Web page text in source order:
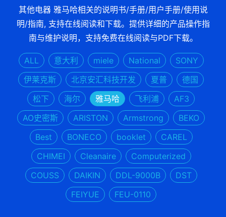
其他电器 雅马哈相关的说明书/手册/用户手册/使用说
明/指南, 支持在线阅读和下载。提供详细的产品操作指
南与维护说明，支持免费在线阅读与PDF下载。
ALL 意大利 miele National
SONY
伊莱克斯
北京安汇科技开发 夏普
德国
松下
海尔 雅马哈 飞利浦
AF3
AO史密斯
ARISTON Armstrong
BEKO
Best
BONECO booklet
CAREL
CHIMEI
Cleanaire
Computerized
COUSS
DAIKIN DDL-9000B
DST
FEIYUE
FEU-0110